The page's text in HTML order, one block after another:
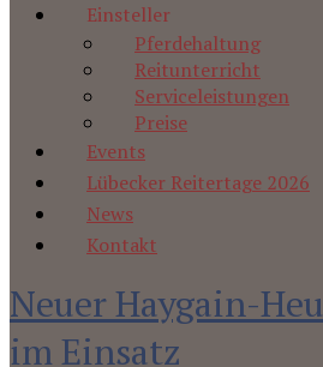
Einsteller
Pferdehaltung
Reitunterricht
Serviceleistungen
Preise
Events
Lübecker Reitertage 2026
News
Kontakt
Neuer Haygain-
im Einsatz